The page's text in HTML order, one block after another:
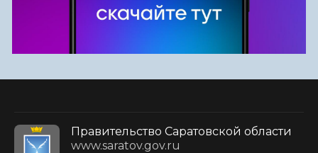
Правительство Саратовской области
www.saratov.gov.ru